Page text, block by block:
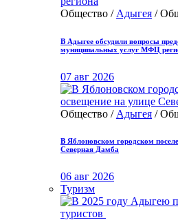
Общество / Адыгея /
В Адыгее обсудили вопросы
муниципальных услуг МФЦ
07 авг 2026
Общество / Адыгея /
В Яблоновском городском
Северная Дамба
06 авг 2026
Туризм